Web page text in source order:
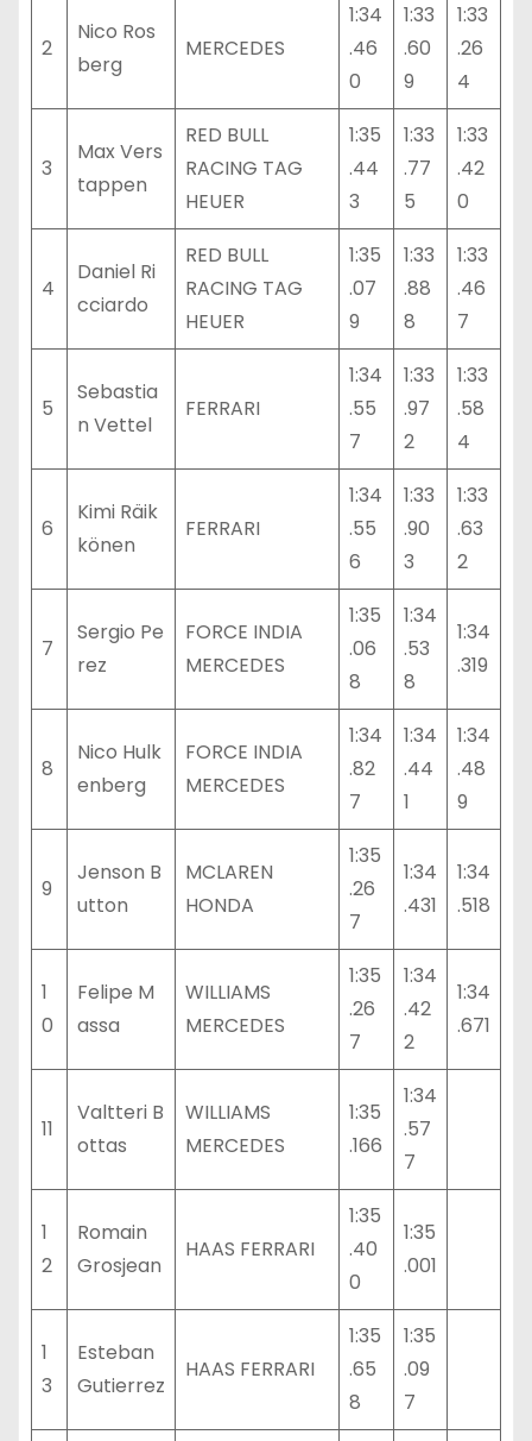
2
Nico Ros
berg
MERCEDES
1:34
.46
0
1:33
.60
9
1:33
.26
4
3
Max Vers
tappen
RED BULL
RACING TAG
HEUER
1:35
.44
3
1:33
.77
5
1:33
.42
0
4
Daniel Ri
cciardo
RED BULL
RACING TAG
HEUER
1:35
.07
9
1:33
.88
8
1:33
.46
7
5
Sebastia
n Vettel
FERRARI
1:34
.55
7
1:33
.97
2
1:33
.58
4
6
Kimi Räik
könen
FERRARI
1:34
.55
6
1:33
.90
3
1:33
.63
2
7
Sergio Pe
rez
FORCE INDIA
MERCEDES
1:35
.06
8
1:34
.53
8
1:34
.319
8
Nico Hulk
enberg
FORCE INDIA
MERCEDES
1:34
.82
7
1:34
.44
1
1:34
.48
9
9
Jenson B
utton
MCLAREN
HONDA
1:35
.26
7
1:34
.431
1:34
.518
1
0
Felipe M
assa
WILLIAMS
MERCEDES
1:35
.26
7
1:34
.42
2
1:34
.671
11
Valtteri B
ottas
WILLIAMS
MERCEDES
1:35
.166
1:34
.57
7
1
2
Romain
Grosjean
HAAS FERRARI
1:35
.40
0
1:35
.001
1
3
Esteban
Gutierrez
HAAS FERRARI
1:35
.65
8
1:35
.09
7